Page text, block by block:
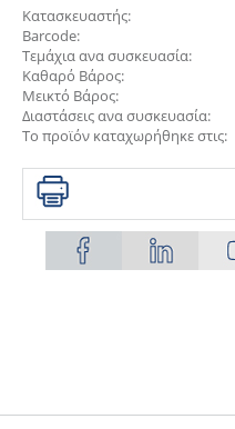
Κατασκευαστής:
Barcode:
Τεμάχια ανα συσκευασία:
Καθαρό Βάρος:
Μεικτό Βάρος:
Διαστάσεις ανα συσκευασία:
Το προϊόν καταχωρήθηκε στις: